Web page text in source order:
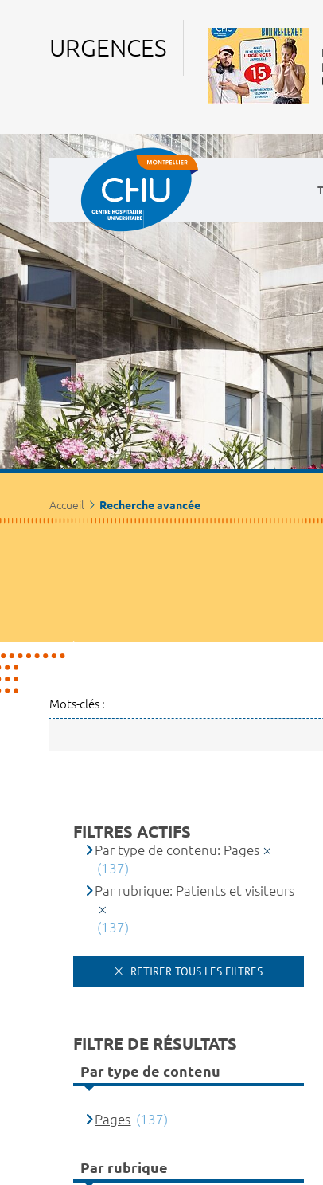
URGENCES
Accueil Recherche avancée
Mots-clés :
FILTRES ACTIFS
Par type de contenu: Pages
(137)
Par rubrique: Patients et visiteurs
(137)
RETIRER TOUS LES FILTRES
FILTRE DE RÉSULTATS
Par type de contenu
Pages (137)
Par rubrique